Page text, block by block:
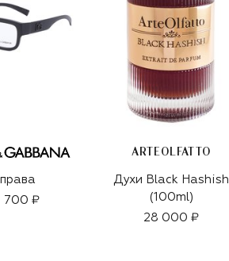
700 ₽
ARTEOLFATTO
Духи Black Hashish
(100ml)
28 000 ₽